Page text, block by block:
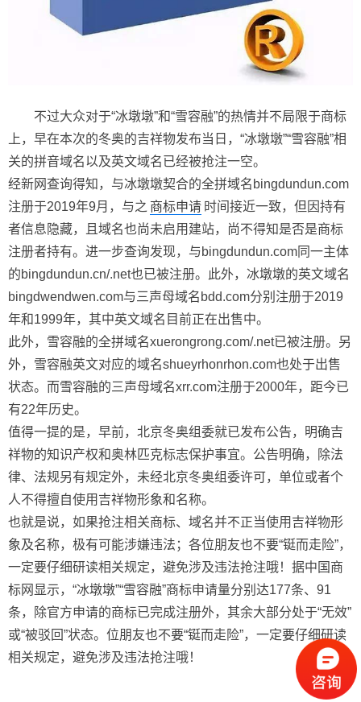
不过大众对于“冰墩墩”和“雪容融”的热情并不局限于商标
上，早在本次的冬奥的吉祥物发布当日，“冰墩墩”“雪容融”相
关的拼音域名以及英文域名已经被抢注一空。
经新网查询得知，与冰墩墩契合的全拼域名bingdundun.com
注册于2019年9月，与之 商标申请 时间接近一致，但因持有
者信息隐藏，且域名也尚未启用建站，尚不得知是否是商标
注册者持有。进一步查询发现，与bingdundun.com同一主体
的bingdundun.cn/.net也已被注册。此外，冰墩墩的英文域名
bingdwendwen.com与三声母域名bdd.com分别注册于2019
年和1999年，其中英文域名目前正在出售中。
此外，雪容融的全拼域名xuerongrong.com/.net已被注册。另
外，雪容融英文对应的域名shueyrhonrhon.com也处于出售
状态。而雪容融的三声母域名xrr.com注册于2000年，距今已
有22年历史。
值得一提的是，早前，北京冬奥组委就已发布公告，明确吉
祥物的知识产权和奥林匹克标志保护事宜。公告明确，除法
律、法规另有规定外，未经北京冬奥组委许可，单位或者个
人不得擅自使用吉祥物形象和名称。
也就是说，如果抢注相关商标、域名并不正当使用吉祥物形
象及名称，极有可能涉嫌违法；各位朋友也不要“铤而走险”，
一定要仔细研读相关规定，避免涉及违法抢注哦！据中国商
标网显示，“冰墩墩”“雪容融”商标申请量分别达177条、91
条，除官方申请的商标已完成注册外，其余大部分处于“无效”
或“被驳回”状态。位朋友也不要“铤而走险”，一定要仔细研读
相关规定，避免涉及违法抢注哦！